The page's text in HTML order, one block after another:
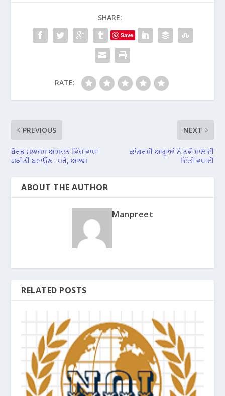
SHARE:
Save
RATE:
PREVIOUS
ਬੋਰਡ ਮੁਲਾਜ਼ਮ ਆਮਦਨ ਵਿੱਚ ਵਾਧਾ
ਯਕੀਨੀ ਬਣਾਉਣ : ਪਰੇ, ਆਲਮ
NEXT
ਕਾਂਗਰਸੀ ਆਗੂਆਂ ਨੇ ਨਵੇਂ ਸਾਲ ਦੀ
ਦਿੱਤੀ ਵਧਾਈ
ABOUT THE AUTHOR
Manpreet
RELATED POSTS